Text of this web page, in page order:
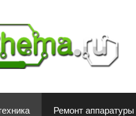
Ремонт аппаратуры